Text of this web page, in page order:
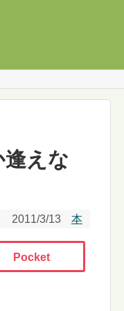
逢えな
2011/3/13 本